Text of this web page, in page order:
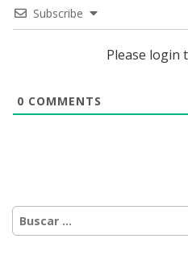
Jōnetsu Monogatari.
Subscribe
Please login
0 COMMENTS
Buscar: